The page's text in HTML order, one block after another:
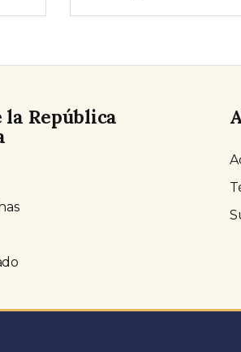
la República